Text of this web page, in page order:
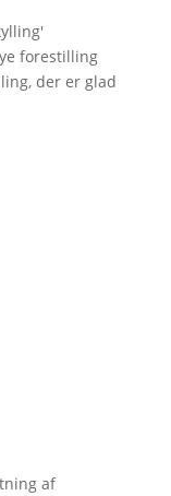
'
forestilling
der er glad
af